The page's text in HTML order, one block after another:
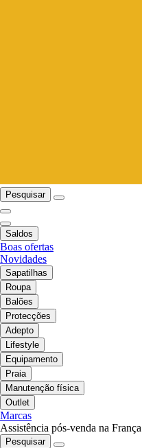
Pesquisar
Saldos
Boas ofertas
Novidades
Sapatilhas
Roupa
Balões
Protecções
Adepto
Lifestyle
Equipamento
Praia
Manutenção física
Outlet
Marcas
Assistência pós-venda na França
Pesquisar